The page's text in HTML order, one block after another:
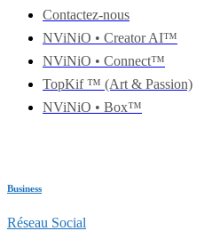
Contactez-nous
NViNiO • Creator AI™
NViNiO • Connect™
TopKif ™ (Art & Passion)
NViNiO • Box™
Business
Réseau Social